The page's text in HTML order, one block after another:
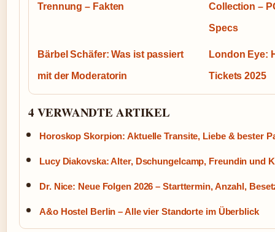
Trennung – Fakten Collection –
Specs
Bärbel Schäfer: Was ist passiert
mit der Moderatorin
London Eye:
Tickets 2025
4 VERWANDTE ARTIKEL
Horoskop Skorpion: Aktuelle Transite, Liebe & bester
Lucy Diakovska: Alter, Dschungelcamp, Freundin und
Dr. Nice: Neue Folgen 2026 – Starttermin, Anzahl,
A&o Hostel Berlin – Alle vier Standorte im Überblick